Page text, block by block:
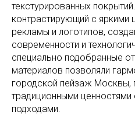
текстурированных
контрастирующий с яркими
рекламы и логотипов,
современности и
специально подобранные
материалов позволяли
городской пейзаж Москвы,
традиционными
подходами.